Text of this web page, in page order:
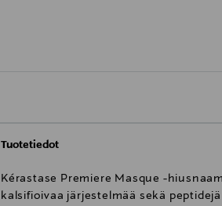
Tuotetiedot
Kérastase Premiere Masque -
kalsifioivaa järjestelmää sekä